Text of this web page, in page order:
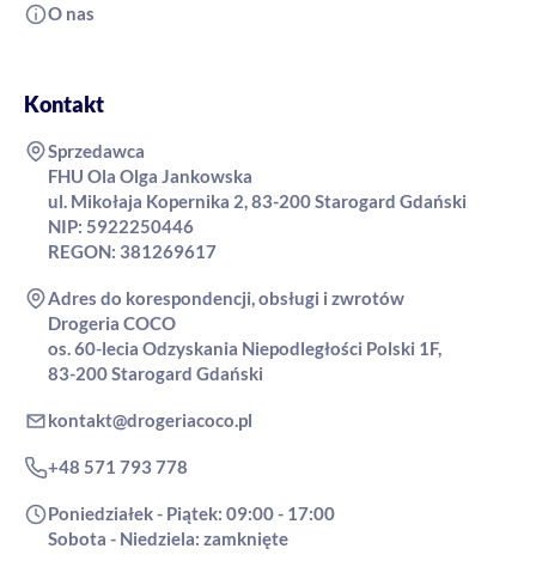
O nas
Kontakt
Sprzedawca
FHU Ola Olga Jankowska
ul. Mikołaja Kopernika 2, 83-200 Starogard Gdański
NIP: 5922250446
REGON: 381269617
Adres do korespondencji, obsługi i zwrotów
Drogeria COCO
os. 60-lecia Odzyskania Niepodległości Polski 1F,
83-200 Starogard Gdański
kontakt@drogeriacoco.pl
+48 571 793 778
Poniedziałek - Piątek: 09:00 - 17:00
Sobota - Niedziela: zamknięte